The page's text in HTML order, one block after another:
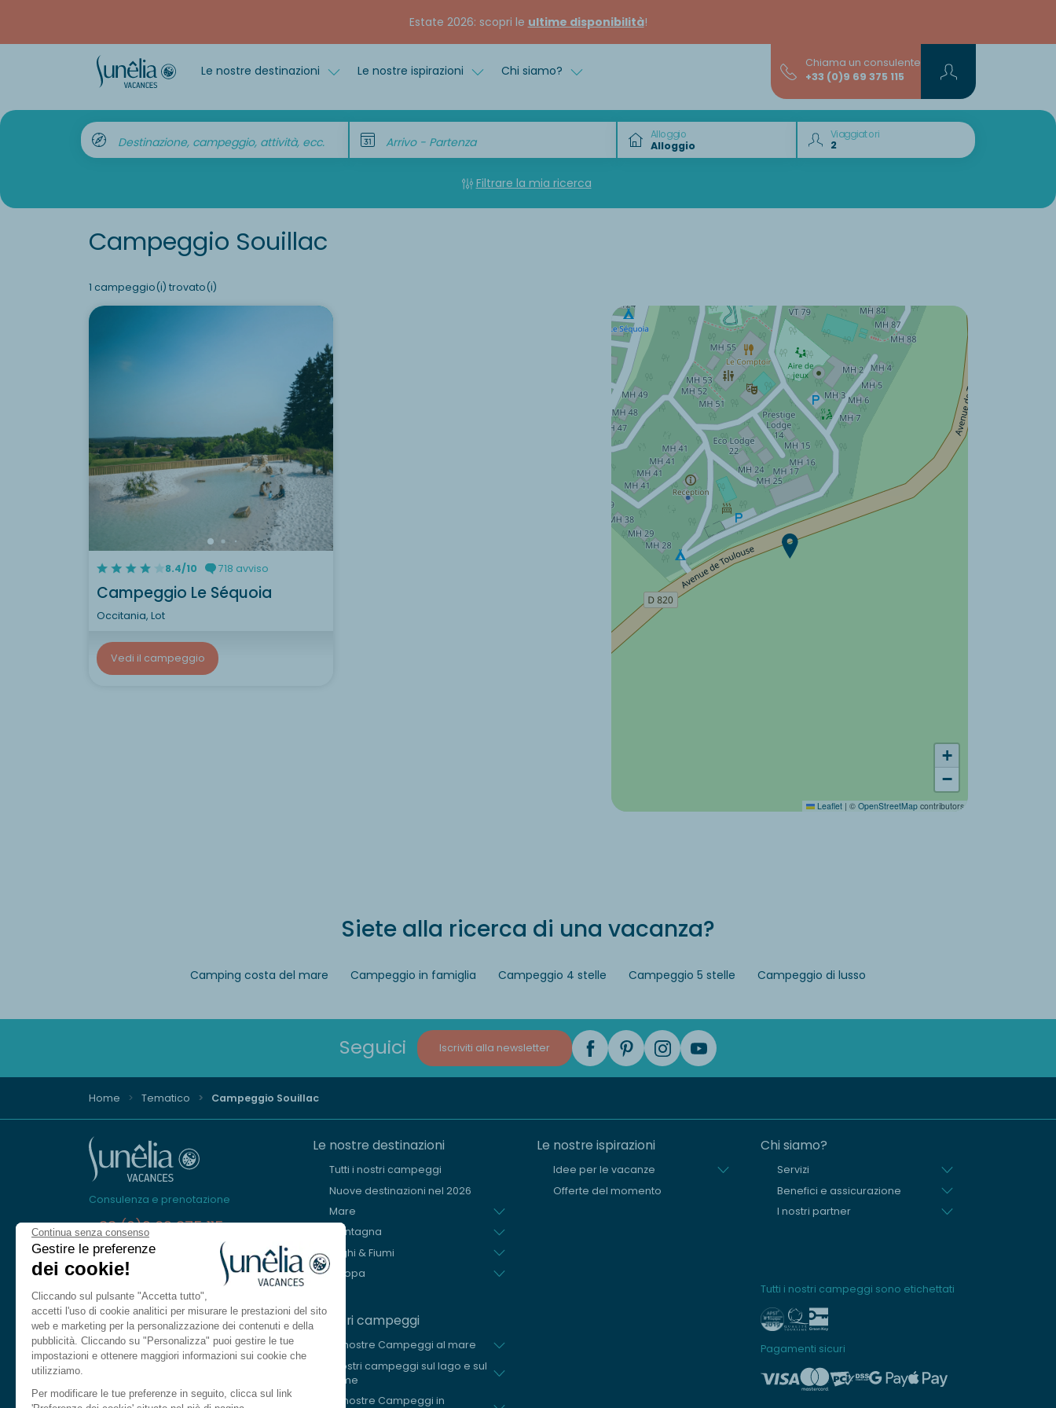
Continua senza consenso
Gestire le preferenze
dei cookie!
Cliccando sul pulsante "Accetta tutto",
accetti l'uso di cookie analitici per misurare le prestazioni del sito
web e marketing per la personalizzazione dei contenuti e della
pubblicità. Cliccando su "Personalizza" puoi gestire le tue
impostazioni e ottenere maggiori informazioni sui cookie che
utilizziamo.
Per modificare le tue preferenze in seguito, clicca sul link
Estate 2026: scopri le ultime disponibilità!
Le nostre destinazioni Le nostre ispirazioni Chi siamo?
Chiama un consulente
+33 (0)9 69 375 115
Destinazione, campeggio, attività, ecc. Arrivo - Partenza Alloggio Viaggiatori
Filtrare la mia ricerca
Campeggio Souillac
1 campeggio(i) trovato(i)
Volete scoprire :
Campeggio Le Séquoia ?
Scoprire
8.4/10 718 avviso
Campeggio Le Séquoia
Occitania, Lot
Vedi il campeggio
+
−
Leaflet | © OpenStreetMapcontributors
Siete alla ricerca di una vacanza?
Camping costa del mare Campeggio in famiglia Campeggio 4 stelle Campeggio 5 stelle Campeggio di lusso
Seguici Iscriviti alla newsletter
Home Tematico Campeggio Souillac
Consulenza e prenotazione
+33 (0)9 69 375 115
Siamo qui per aiutarvi
Dal lunedì al venerdì, dalle 8.30 alle
18.30.
Sabato dalle 10.00 alle 13.00 e dalle 14.00
alle 17.00
Contattarci
Lingua IT
Le nostre destinazioni
Tutti i nostri campeggi
Nuove destinazioni nel 2026
Mare
Montagna
Laghi & Fiumi
Europa
I nostri campeggi
Le nostre Campeggi al mare
I nostri campeggi sul lago e sul
fiume
Le nostre Campeggi in
Le nostre ispirazioni
Idee per le vacanze
Offerte del momento
Chi siamo?
Servizi
Benefici e assicurazione
I nostri partner
Tutti i nostri campeggi sono etichettati
Pagamenti sicuri